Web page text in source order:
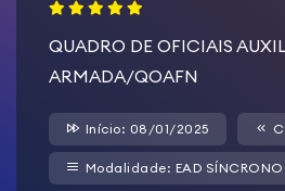
QUADRO DE OFICIAIS
ARMADA/QOAFN
Início: 08/01/2025
Modalidade: EAD SÍNCRONO